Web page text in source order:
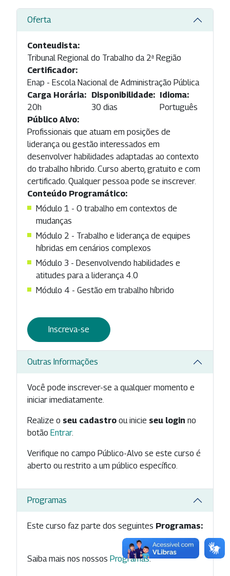
Oferta
Conteudista:
Tribunal Regional do Trabalho da 2ª Região
Certificador:
Enap - Escola Nacional de Administração Pública
Carga Horária:
20h
Disponibilidade:
30 dias
Idioma:
Português
Público Alvo:
Profissionais que atuam em posições de
liderança ou gestão interessados em
desenvolver habilidades adaptadas ao contexto
do trabalho híbrido. Curso aberto, gratuito e com
certificado. Qualquer pessoa pode se inscrever.
Conteúdo Programático:
Módulo 1 - O trabalho em contextos de
mudanças
Módulo 2 - Trabalho e liderança de equipes
híbridas em cenários complexos
Módulo 3 - Desenvolvendo habilidades e
atitudes para a liderança 4.0
Módulo 4 - Gestão em trabalho híbrido
Inscreva-se
Outras Informações
Você pode inscrever-se a qualquer momento e
iniciar imediatamente.
Realize o seu cadastro ou inicie seu login no
botão Entrar.
Verifique no campo Público-Alvo se este curso é
aberto ou restrito a um público específico.
Programas
Este curso faz parte dos seguintes Programas:
Saiba mais nos nossos Programas.